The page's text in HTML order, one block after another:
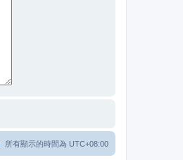
所有顯示的時間為 UTC+08:00